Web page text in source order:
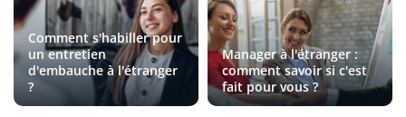
Comment s'habiller pour
un entretien
d'embauche à l'étranger
?
Manager à l'étranger :
comment savoir si c'est
fait pour vous ?